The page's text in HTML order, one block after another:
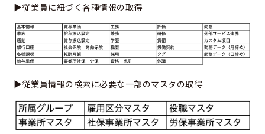
▶従業員に紐づく各種情報の取得
▶従業員情報の検索に必要な一部のマスタの取得